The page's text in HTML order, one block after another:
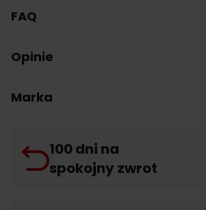
FAQ
Opinie
Marka
100 dni na
spokojny zwrot